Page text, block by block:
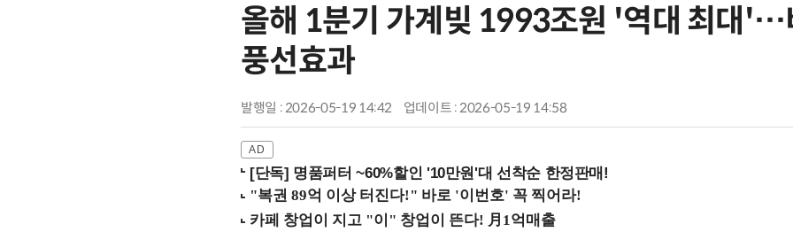
올해 1분기 가계빚 1993조원 '역대 최대'…
풍선효과
발행일 : 2026-05-19 14:42 업데이트 : 2026-05-19 14:58
[단독] 명품퍼터 ~60%할인 '10만원'대 선착순 한정판매!